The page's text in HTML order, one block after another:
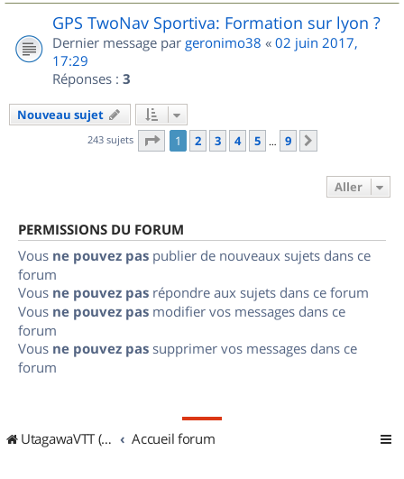
GPS TwoNav Sportiva: Formation sur lyon ?
Dernier message par geronimo38 « 02 juin 2017,
17:29
Réponses : 3
Nouveau sujet
243 sujets Page 1sur
1 2 3 4 5 … 9
Aller
PERMISSIONS DU FORUM
Vous ne pouvez pas publier de nouveaux sujets dans ce
forum
Vous ne pouvez pas répondre aux sujets dans ce forum
Vous ne pouvez pas modifier vos messages dans ce
forum
Vous ne pouvez pas supprimer vos messages dans ce
forum
UtagawaVTT (Randos VTT et VTTAE avec traces GPS) Accueil forum